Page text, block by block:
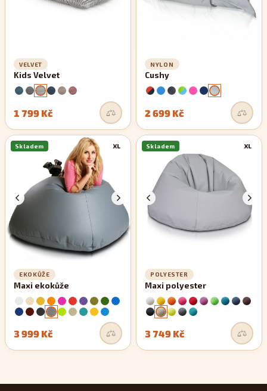
VELVET
Kids Velvet
1 799 Kč
NYLON
Cushy
2 699 Kč
XL
Skladem
EKOKŮŽE
Maxi ekokůže
3 999 Kč
XL
Skladem
POLYESTER
Maxi polyester
3 749 Kč